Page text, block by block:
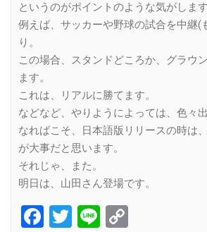
というのがポイントのような気がします
例えば、サッカーや野球の試合を中継(
り。
この場合、スタンドどころか、グラウ
ます。
これは、リアルに勝てます。
などなど、やりようによっては、色々
なればこそ、日本語版リリースの時は
が大事だと思います。
それじゃ、また。
明日は、山田さん登場です。
Facebook
Twitter
Line